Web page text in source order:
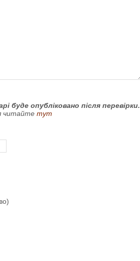
буде опубліковано після перевірки.
читайте тут